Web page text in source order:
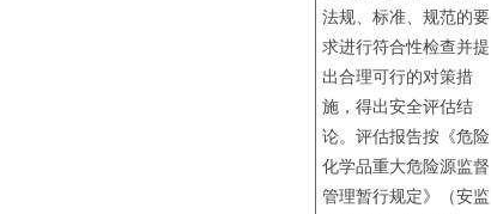
法规、标准、规范的要
求进行符合性检查并提
出合理可行的对策措
施，得出安全评估结
论。评估报告按《危险
化学品重大危险源监督
管理暂行规定》（安监